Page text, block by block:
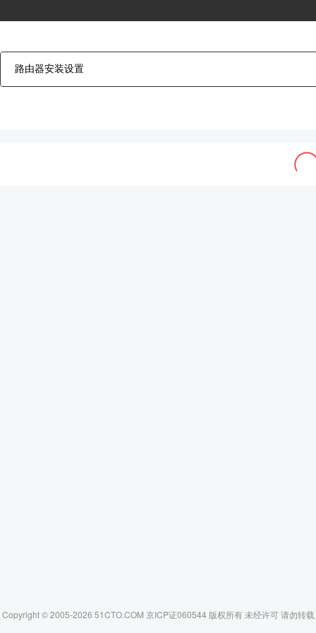
Copyright © 2005-2026 51CTO.COM 京ICP证060544 版权所有 未经许可 请勿转载